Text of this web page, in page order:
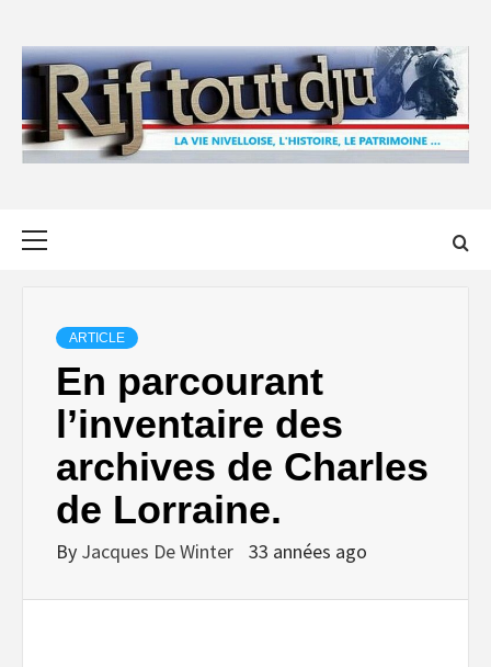
content
ARTICLE
En parcourant
l’inventaire des
archives de Charles
de Lorraine.
By Jacques De Winter 33 années ago